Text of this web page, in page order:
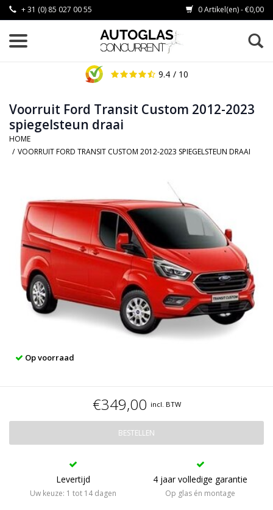
+ 31 (0) 85 027 00 55 0 Artikel(en) - €0,00
9.4 / 10
Voorruit Ford Transit Custom 2012-2023
spiegelsteun draai
HOME
/ VOORRUIT FORD TRANSIT CUSTOM 2012-2023 SPIEGELSTEUN DRAAI
Op voorraad
€349,00 incl. BTW
BESTELLEN
Levertijd
Uw keuze: 1 tot 14 dagen
4 jaar volledige garantie
Op glas én montage